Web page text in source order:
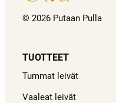
© 2026 Putaan Pulla
TUOTTEET
Tummat leivät
Vaaleat leivät